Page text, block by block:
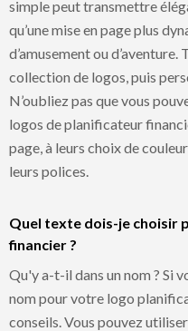
simple peut transmettre
qu’une mise en page plus
d’amusement ou
collection de logos, puis
N’oubliez pas que vous
logos de planificateur
page, à leurs choix de
leurs polices.
Quel texte dois-je choisir
financier ?
Qu'y a-t-il dans un nom ? Si
nom pour votre logo
conseils. Vous pouvez